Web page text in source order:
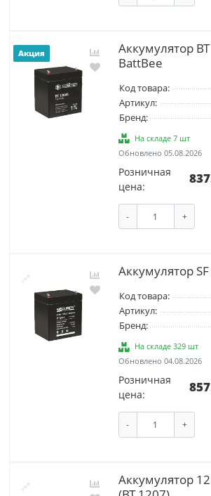
Акция
Аккумулятор
BattBee
Код товара:
Артикул:
Бренд:
На складе 7 шт
Обновлено 05.08.2026
Розничная
цена:
- +
Аккумулятор
Код товара:
Артикул:
Бренд:
На складе 329 шт
Обновлено 04.08.2026
Розничная
цена:
- +
Аккумулятор